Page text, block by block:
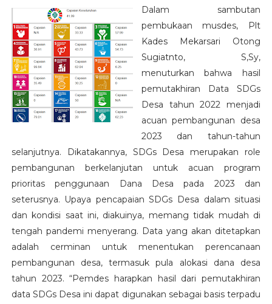
Dalam sambutan
pembukaan musdes, Plt
Kades Mekarsari Otong
Sugiatnto, S,Sy,
menuturkan bahwa hasil
pemutakhiran Data SDGs
Desa tahun 2022 menjadi
acuan pembangunan desa
2023 dan tahun-tahun
selanjutnya. Dikatakannya, SDGs Desa merupakan role
pembangunan berkelanjutan untuk acuan program
prioritas penggunaan Dana Desa pada 2023 dan
seterusnya. Upaya pencapaian SDGs Desa dalam situasi
dan kondisi saat ini, diakuinya, memang tidak mudah di
tengah pandemi menyerang. Data yang akan ditetapkan
adalah cerminan untuk menentukan perencanaan
pembangunan desa, termasuk pula alokasi dana desa
tahun 2023. “Pemdes harapkan hasil dari pemutakhiran
data SDGs Desa ini dapat digunakan sebagai basis terpadu